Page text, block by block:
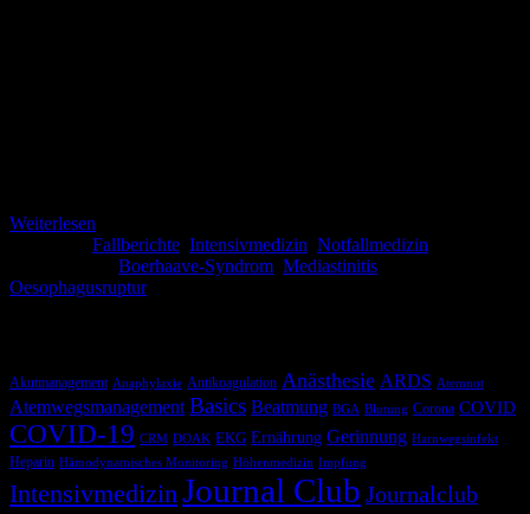
Weiterlesen
Fallberichte Intensivmedizin Notfallmedizin
Boerhaave-Syndrom Mediastinitis
Oesophagusruptur
Akutmanagement Anaphylaxie Antikoagulation Anästhesie ARDS Atemnot
Atemwegsmanagement Basics Beatmung BGA Blutung Corona COVID
COVID-19 CRM DOAK EKG Ernährung Gerinnung Harnwegsinfekt
Heparin Hämodynamisches Monitoring Höhenmedizin Impfung
IntensivmedizinJournal Club Journalclub